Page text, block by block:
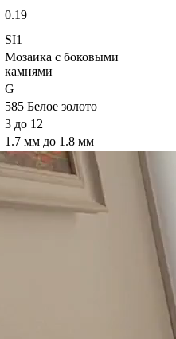
0.19
SI1
Мозаика с боковыми
камнями
G
585 Белое золото
3 до 12
1.7 мм до 1.8 мм